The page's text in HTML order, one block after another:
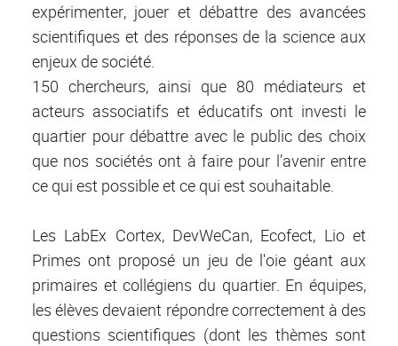
expérimenter, jouer et débattre des avancées
scientifiques et des réponses de la science aux
enjeux de société.
150 chercheurs, ainsi que 80 médiateurs et
acteurs associatifs et éducatifs ont investi le
quartier pour débattre avec le public des choix
que nos sociétés ont à faire pour l’avenir entre
ce qui est possible et ce qui est souhaitable.
Les LabEx Cortex, DevWeCan, Ecofect, Lio et
Primes ont proposé un jeu de l'oie géant aux
primaires et collégiens du quartier. En équipes,
les élèves devaient répondre correctement à des
questions scientifiques (dont les thèmes sont